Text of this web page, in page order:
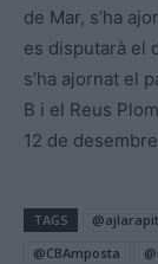
de Mar, s’ha
es disputarà el
s’ha ajornat el
B i el Reus
12 de
TAGS
@CBAmposta